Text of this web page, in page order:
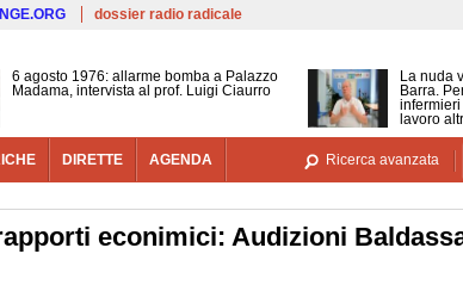
Salta al contenuto principale
dossier radio radicale
6 agosto 1976: allarme bomba a Palazzo
Madama, intervista al prof. Luigi Ciaurro
La nuda
Barra.
lavoro
DIRETTE AGENDA Ricerca avanzata
econimici: Audizioni